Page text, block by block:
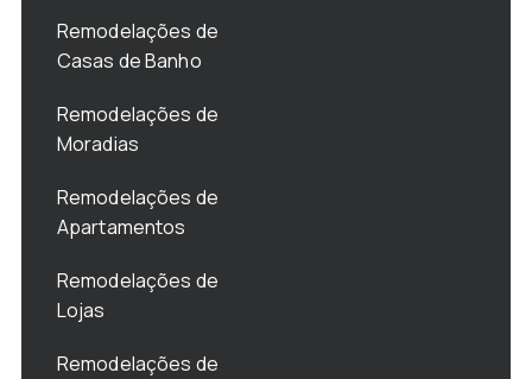
Remodelações de
Casas de Banho
Remodelações de
Moradias
Remodelações de
Apartamentos
Remodelações de
Lojas
Remodelações de